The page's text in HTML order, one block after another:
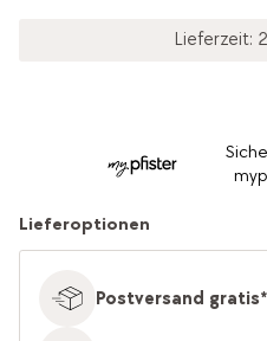
Lieferzeit:
Lieferoptionen
Postversand gratis*